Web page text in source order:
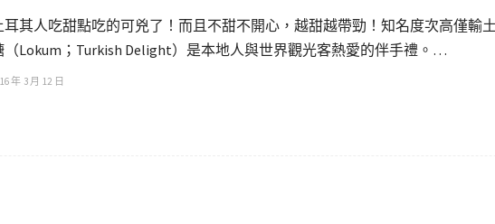
耳其人吃甜點吃的可兇了！而且不甜不開心，越甜越帶勁！知名度次高僅輸
（Lokum；Turkish Delight）是本地人與世界觀光客熱愛的伴手禮。…
年 3 月 12 日